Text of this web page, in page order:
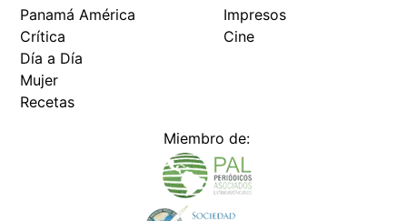
Panamá América
Crítica
Día a Día
Mujer
Recetas
Impresos
Cine
Miembro de: